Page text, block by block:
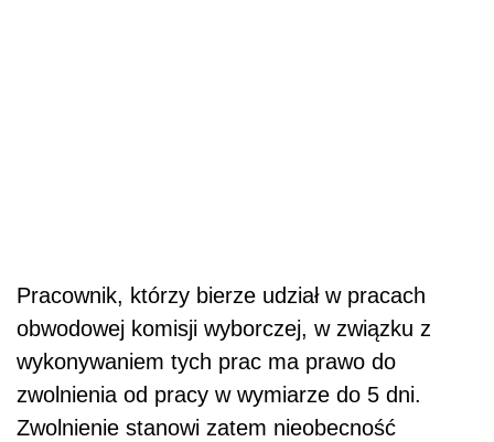
Pracownik, którzy bierze udział w pracach
obwodowej komisji wyborczej, w związku z
wykonywaniem tych prac ma prawo do
zwolnienia od pracy w wymiarze do 5 dni.
Zwolnienie stanowi zatem nieobecność